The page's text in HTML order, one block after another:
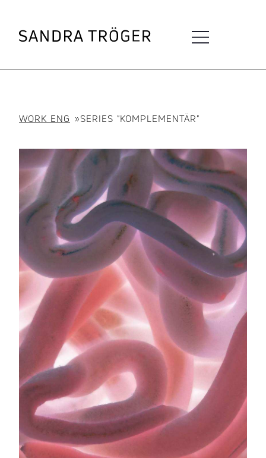
WORK ENG »SERIES "KOMPLEMENTÄR"